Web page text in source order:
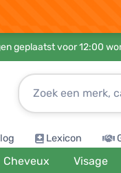
geplaatst voor 12:00
Lexicon
Cheveux Visage